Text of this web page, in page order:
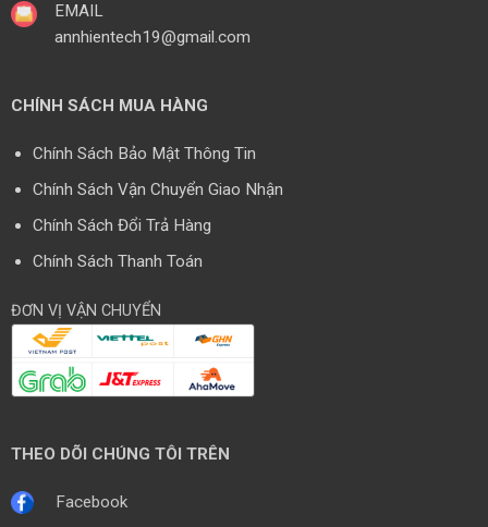
EMAIL
annhientech19@gmail.com
CHÍNH SÁCH MUA HÀNG
Chính Sách Bảo Mật Thông Tin
Chính Sách Vận Chuyển Giao Nhận
Chính Sách Đổi Trả Hàng
Chính Sách Thanh Toán
ĐƠN VỊ VẬN CHUYỂN
THEO DÕI CHÚNG TÔI TRÊN
Facebook